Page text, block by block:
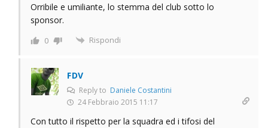
Orribile e umiliante, lo stemma del club sotto lo
sponsor.
0 Rispondi
FDV
Reply to Daniele Costantini
24 Febbraio 2015 11:17
Con tutto il rispetto per la squadra ed i tifosi del